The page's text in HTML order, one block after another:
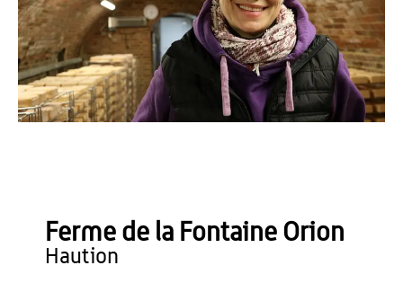
OT du Pays de Thiérache
Ferme de la Fontaine Orion
haution